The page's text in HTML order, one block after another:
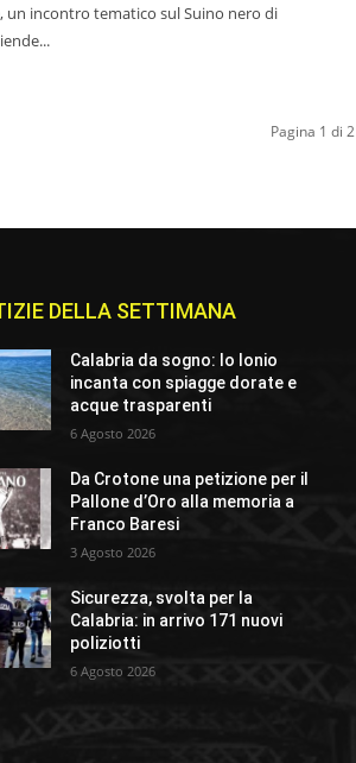
un incontro tematico sul Suino nero di
Pagina 1 di 2
DELLA SETTIMANA
Calabria da sogno: lo Ionio
incanta con spiagge dorate e
acque trasparenti
6 Agosto 2026
Da Crotone una petizione per il
Pallone d’Oro alla memoria a
Franco Baresi
3 Agosto 2026
Sicurezza, svolta per la
Calabria: in arrivo 171 nuovi
poliziotti
6 Agosto 2026